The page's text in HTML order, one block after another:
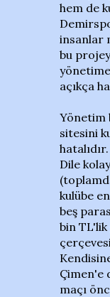
hem de
insanlar
bu
açıkça
Yönetim
sitesini
Dile
kulübe
beş
bin
Çimen'e
maçı